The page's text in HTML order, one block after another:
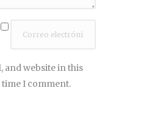
and website in this
I comment.